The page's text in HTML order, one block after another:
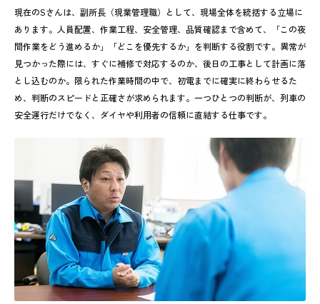
現在のSさんは、副所長（現業管理職）として、現場全体を統括する立場に
あります。人員配置、作業工程、安全管理、品質確認まで含めて、「この夜
間作業をどう進めるか」「どこを優先するか」を判断する役割です。異常が
見つかった際には、すぐに補修で対応するのか、後日の工事として計画に落
とし込むのか。限られた作業時間の中で、初電までに確実に終わらせるた
め、判断のスピードと正確さが求められます。一つひとつの判断が、列車の
安全運行だけでなく、ダイヤや利用者の信頼に直結する仕事です。